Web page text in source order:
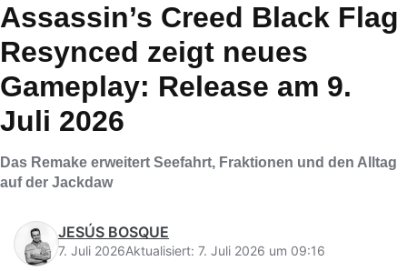
Assassin’s Creed Black Flag
Resynced zeigt neues
Gameplay: Release am 9.
Juli 2026
Das Remake erweitert Seefahrt, Fraktionen und den Alltag
auf der Jackdaw
JESÚS BOSQUE
7. Juli 2026Aktualisiert: 7. Juli 2026 um 09:16